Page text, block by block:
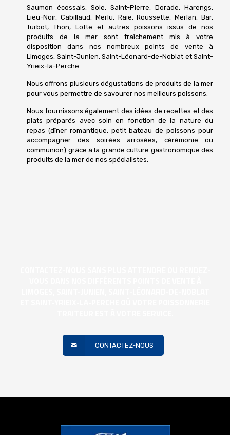
Saumon écossais, Sole, Saint-Pierre, Dorade, Harengs,
Lieu-Noir, Cabillaud, Merlu, Raie, Roussette, Merlan, Bar,
Turbot, Thon, Lotte et autres poissons issus de nos
produits de la mer sont fraîchement mis à votre
disposition dans nos nombreux points de vente à
Limoges, Saint-Junien, Saint-Léonard-de-Noblat et Saint-
Yrieix-la-Perche.
Nous offrons plusieurs dégustations de produits de la mer
pour vous permettre de savourer nos meilleurs poissons.
Nous fournissons également des idées de recettes et des
plats préparés avec soin en fonction de la nature du
repas (dîner romantique, petit bateau de poissons pour
accompagner des soirées arrosées, cérémonie ou
communion) grâce à la grande culture gastronomique des
produits de la mer de nos spécialistes.
CONTACTEZ-NOUS